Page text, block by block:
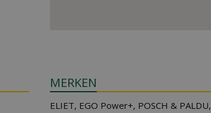
MERKEN
ELIET, EGO Power+, POSCH & PALDU,